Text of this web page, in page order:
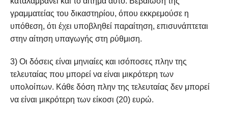
γραμματείας του δικαστηρίου, όπου εκκρεμούσε η
υπόθεση, ότι έχει υποβληθεί παραίτηση, επισυνάπτεται
στην αίτηση υπαγωγής στη ρύθμιση.
3) Οι δόσεις είναι μηνιαίες και ισόποσες πλην της
τελευταίας που μπορεί να είναι μικρότερη των
υπολοίπων. Κάθε δόση πλην της τελευταίας δεν μπορεί
να είναι μικρότερη των είκοσι (20) ευρώ.